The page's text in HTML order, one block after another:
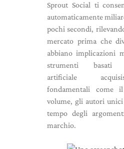
Sprout Social ti
automaticamente
pochi secondi,
mercato prima che
abbiano implicazioni
strumenti basati
artificiale
fondamentali come
volume, gli autori
tempo degli
marchio.